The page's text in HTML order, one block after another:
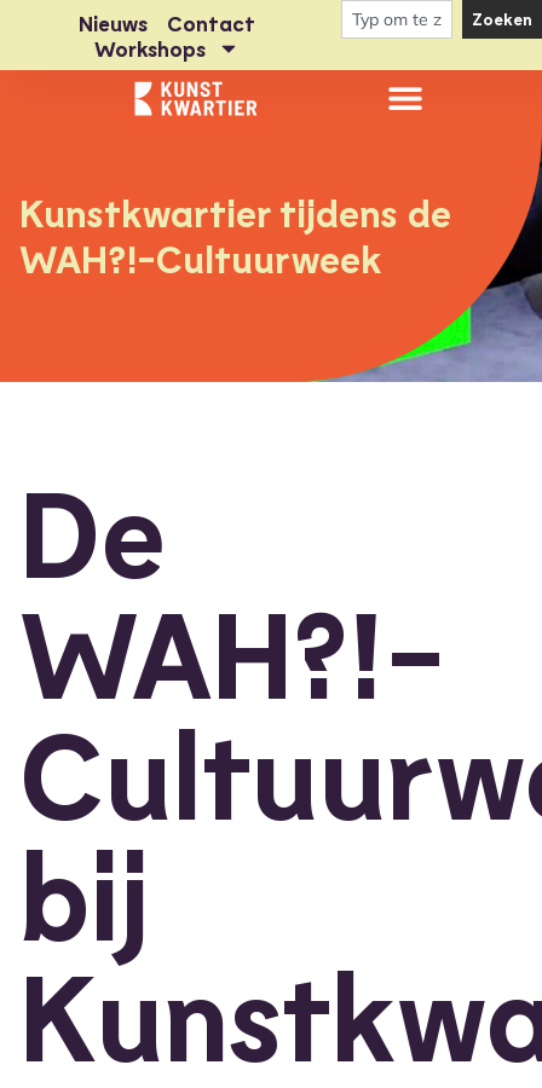
Nieuws
Contact
Workshops
Zoeken
Kunstkwartier tijdens de
WAH?!-Cultuurweek
De
WAH?!-
bij